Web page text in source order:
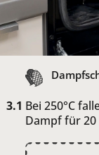
Bei 250°C
Dampf für